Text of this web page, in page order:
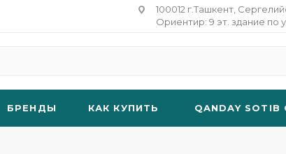
100012 г.Ташкент,
Ориентир: 9 эт. здание по
БРЕНДЫ КАК КУПИТЬ QANDAY SOTIB